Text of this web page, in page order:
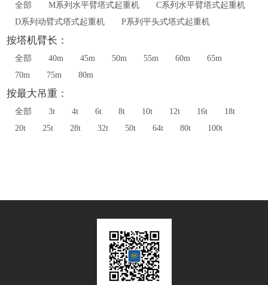
全部 M系列水平臂塔式起重机
C系列水平臂塔式起重机
D系列动臂式塔式起重机
P系列平头式塔式起重机
按塔机臂长：
全部 40m 45m 50m 55m 60m
65m
70m
75m 80m
按最大吊重：
全部 3t 4t 6t 8t 10t 12t 16t
18t
20t
25t 28t 32t 50t 64t 80t 100t